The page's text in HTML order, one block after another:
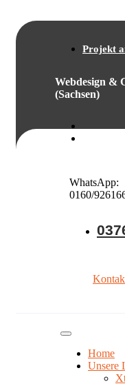
Projekt
Webdesign &
(Sachsen)
WhatsApp:
0160/
Home
Unsere